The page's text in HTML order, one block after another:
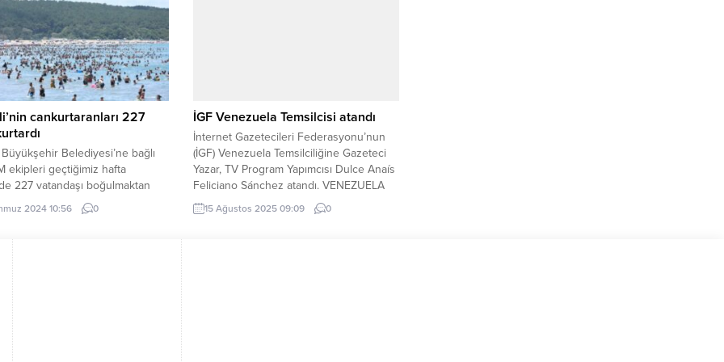
sevgi gösterisinde bulundu.
– İnegöl’de her seçim
bir gelenek halini alan
Mahallesi Mitingi, Pazartesi
cankurtaranları 227
Belediyesi’ne bağlı
ekipleri geçtiğimiz hafta
227 vatandaşı boğulmaktan
(İGFA) – Yaz sezonuyla
görev yapan
güvenliği için canla başla
Mavi bayraklı sahiller başta
KOSKEM’in görev
plajlarda her yıl binlerce
kurtarılıyor. Kocaeli
2024 10:56 0
İGF Venezuela Temsilcisi atandı
İnternet Gazetecileri Federasyonu’nun
(İGF) Venezuela Temsilciliğine Gazeteci
Yazar, TV Program Yapımcısı Dulce Anaís
Feliciano Sánchez atandı. VENEZUELA
(İGFA) – İnternet Gazetecileri
Federasyonu’nun (İGF) yurtdışı yapılanma
15 Ağustos 2025 09:09 0